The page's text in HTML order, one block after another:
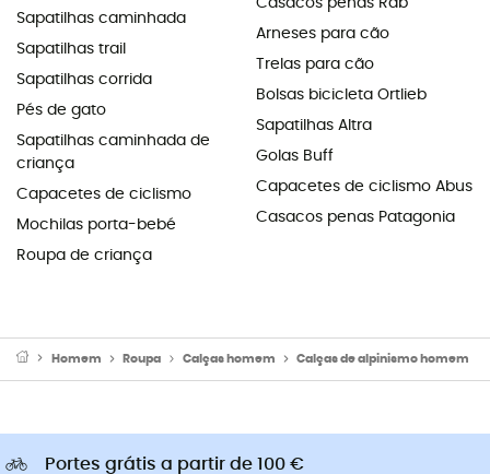
Sapatilhas caminhada
Sapatilhas trail
Sapatilhas corrida
Pés de gato
Sapatilhas caminhada de
criança
Capacetes de ciclismo
Mochilas porta-bebé
Roupa de criança
Arneses para cão
Trelas para cão
Bolsas bicicleta Ortlieb
Sapatilhas Altra
Golas Buff
Capacetes de ciclismo Abus
Casacos penas Patagonia
Homem Roupa Calças homem Calças de alpinismo homem
Portes grátis a partir de 100 €